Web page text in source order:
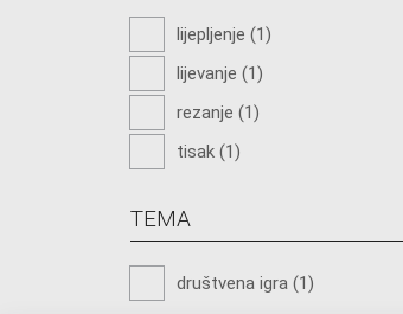
lijepljenje (1)
lijevanje (1)
rezanje (1)
tisak (1)
TEMA
društvena igra (1)